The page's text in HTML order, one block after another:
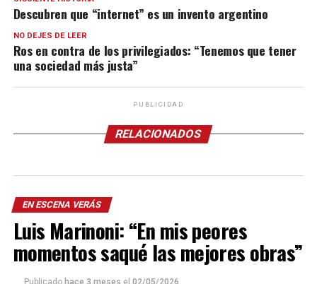
Descubren que “internet” es un invento argentino
NO DEJES DE LEER
Ros en contra de los privilegiados: “Tenemos que tener
una sociedad más justa”
PUBLICIDAD
RELACIONADOS
EN ESCENA VERÁS
Luis Marinoni: “En mis peores
momentos saqué las mejores obras”
Publicado hace 3 meses el 02/05/2026